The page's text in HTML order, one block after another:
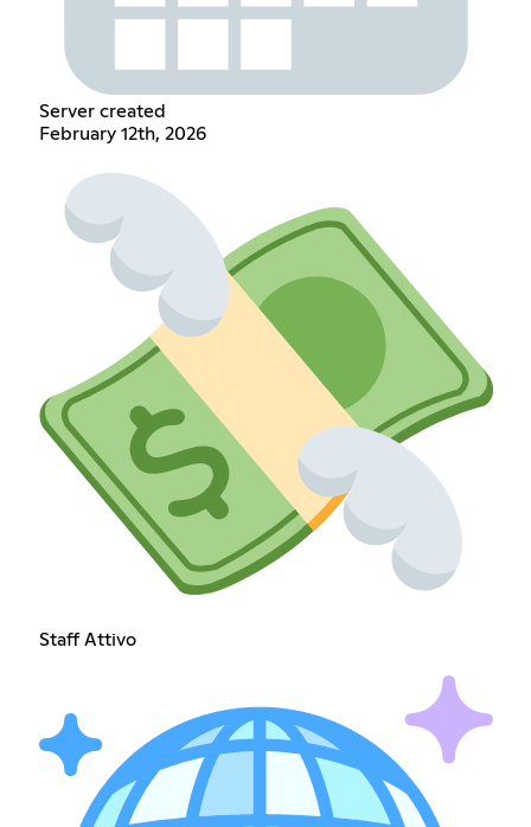
Server created
February 12th, 2026
Staff Attivo